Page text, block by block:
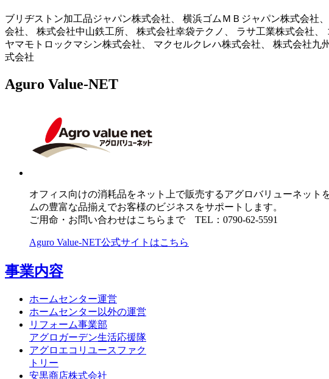
ブリヂストン加工品ジャパン株式会社、 横浜ゴムＭＢジャパン株式会社
会社、 株式会社中山鉄工所、 株式会社幸袋テクノ、 ラサ工業株式会社
ヤマモトロックマシン株式会社、 マクセルクレハ株式会社、 株式会社
式会社
Aguro Value-NET
オフィス向けの消耗品をネット上で販売するアグロバリューネッ
ムの豊富な品揃えでお客様のビジネスをサポートします。
ご用命・お問い合わせはこちらまで TEL：0790-62-5591
Aguro Value-NET公式サイトはこちら
事業内容
ホームセンター運営
ホームセンター以外の運営
リフォーム事業部
アグロガーデン生活応援隊
アグロエコリユースファク
トリー
安黒商店株式会社